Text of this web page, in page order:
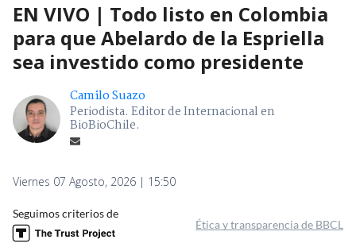
EN VIVO | Todo listo en Colombia
para que Abelardo de la Espriella
sea investido como presidente
Camilo Suazo
Periodista. Editor de Internacional en
BioBioChile.
Viernes 07 Agosto, 2026 | 15:50
Seguimos criterios de
Ética y transparencia de BBCL